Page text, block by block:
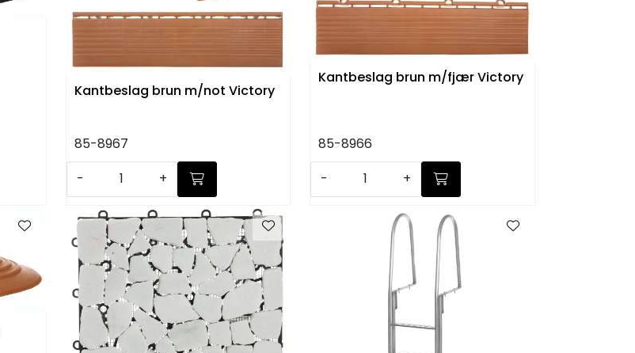
Kantbeslag brun m/not Victory
85-8967
-
+
Kantbeslag brun m/fjær Victory
85-8966
-
+